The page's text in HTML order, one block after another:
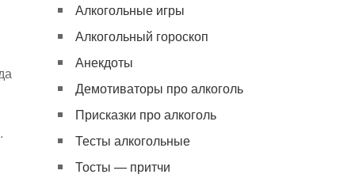
Алкогольные игры
Алкогольный гороскоп
Анекдоты
Демотиваторы про алкоголь
Присказки про алкоголь
Тесты алкогольные
Тосты — притчи